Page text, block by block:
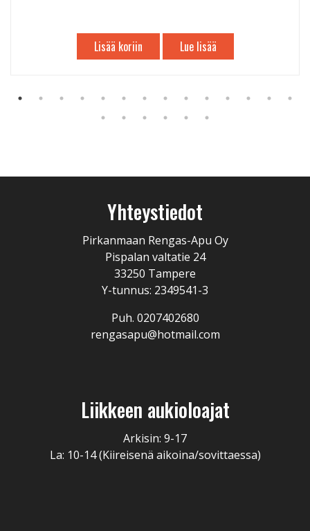
Lisää koriin Lue lisää
Yhteystiedot
Pirkanmaan Rengas-Apu Oy
Pispalan valtatie 24
33250 Tampere
Y-tunnus: 2349541-3
Puh. 0207402680
rengasapu@hotmail.com
Liikkeen aukioloajat
Arkisin: 9-17
La: 10-14 (Kiireisenä aikoina/sovittaessa)